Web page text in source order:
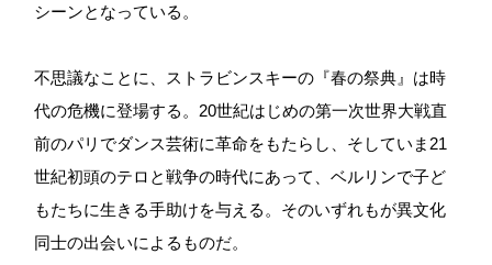
シーンとなっている。
不思議なことに、ストラビンスキーの『春の祭典』は時
代の危機に登場する。20世紀はじめの第一次世界大戦直
前のパリでダンス芸術に革命をもたらし、そしていま21
世紀初頭のテロと戦争の時代にあって、ベルリンで子ど
もたちに生きる手助けを与える。そのいずれもが異文化
同士の出会いによるものだ。